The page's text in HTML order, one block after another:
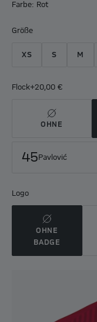
Farbe: Rot
Größe
XS S M
Flock+20,00 €
OHNE
45 Pavlović
Logo
OHNE
BADGE